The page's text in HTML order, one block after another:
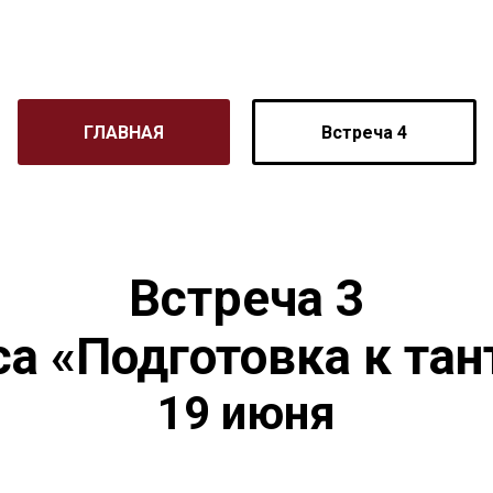
ГЛАВНАЯ Встреча 4
Встреча 3
«Подготовка к
19 июня